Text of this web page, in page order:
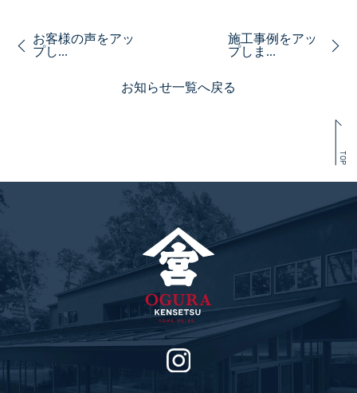
お客様の声をアッ
プし...
お知らせ一覧へ戻る
施工事例をアッ
プしま...
TOP